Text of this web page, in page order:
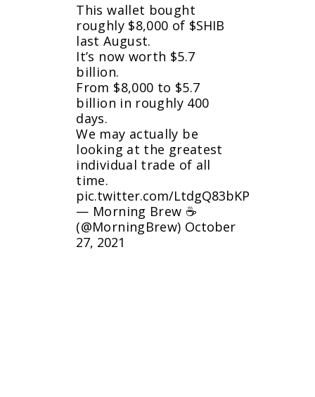
This wallet bought
roughly $8,000 of $SHIB
last August.
It’s now worth $5.7
billion.
From $8,000 to $5.7
billion in roughly 400
days.
We may actually be
looking at the greatest
individual trade of all
time.
pic.twitter.com/LtdgQ83bKP
— Morning Brew ☕️
(@MorningBrew) October
27, 2021